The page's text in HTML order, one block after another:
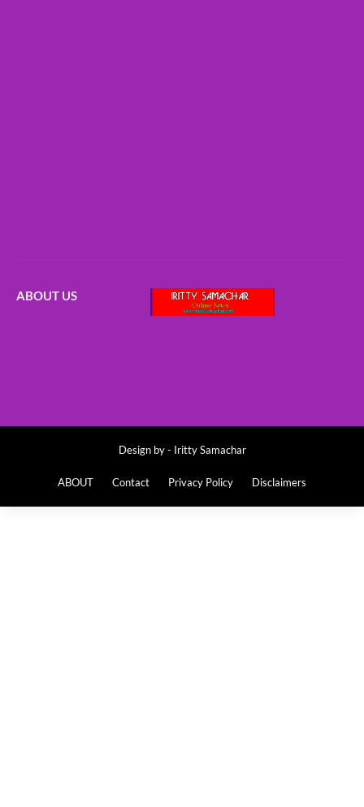
ABOUT US
Design by - Iritty Samachar
ABOUT Contact Privacy Policy Disclaimers